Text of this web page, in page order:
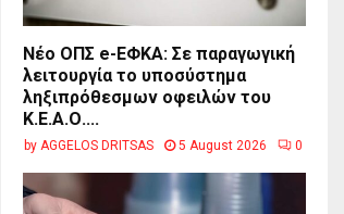
Νέο ΟΠΣ e-ΕΦΚΑ: Σε παραγωγική
λειτουργία το υποσύστημα
ληξιπρόθεσμων οφειλών του
Κ.Ε.Α.Ο....
by AGGELOS DRITSAS 5 August 2026 0